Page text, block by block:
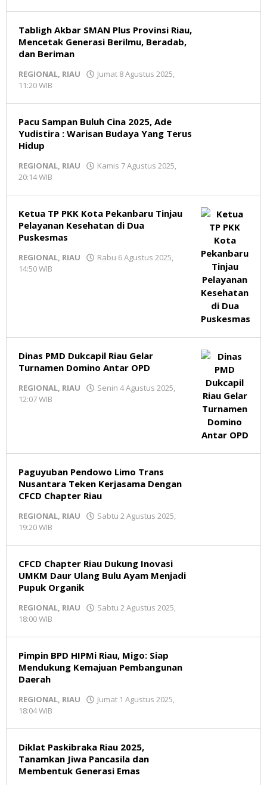
Tabligh Akbar SMAN Plus Provinsi Riau,
Mencetak Generasi Berilmu, Beradab,
dan Beriman
REGIONAL, RIAU
Jumat 8 Agustus 2025,
11:20 WIB
Pacu Sampan Buluh Cina 2025, Ade
Yudistira : Warisan Budaya Yang Terus
Hidup
REGIONAL, RIAU
Kamis 7 Agustus 2025,
20:14 WIB
Ketua TP PKK Kota Pekanbaru Tinjau
Pelayanan Kesehatan di Dua
Puskesmas
REGIONAL, RIAU
Rabu 6 Agustus 2025,
14:50 WIB
Dinas PMD Dukcapil Riau Gelar
Turnamen Domino Antar OPD
REGIONAL, RIAU
Senin 4 Agustus 2025,
12:07 WIB
Paguyuban Pendowo Limo Trans
Nusantara Teken Kerjasama Dengan
CFCD Chapter Riau
REGIONAL, RIAU
Sabtu 2 Agustus 2025,
19:20 WIB
CFCD Chapter Riau Dukung Inovasi
UMKM Daur Ulang Bulu Ayam Menjadi
Pupuk Organik
REGIONAL, RIAU
Sabtu 2 Agustus 2025,
18:00 WIB
Pimpin BPD HIPMi Riau, Migo: Siap
Mendukung Kemajuan Pembangunan
Daerah
REGIONAL, RIAU
Jumat 1 Agustus 2025,
18:04 WIB
Diklat Paskibraka Riau 2025,
Tanamkan Jiwa Pancasila dan
Membentuk Generasi Emas